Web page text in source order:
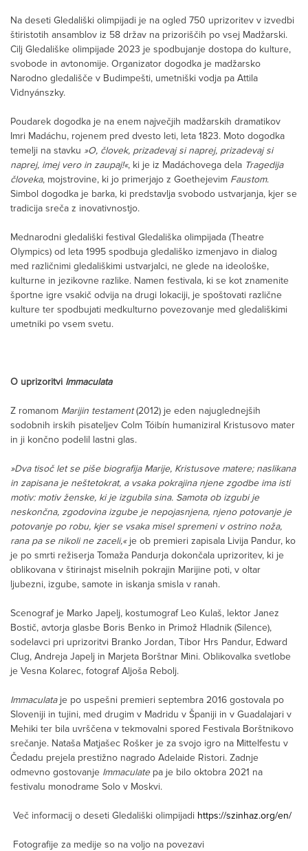
Na deseti Gledališki olimpijadi je na ogled 750 uprizoritev v izvedbi
štiristotih ansamblov iz 58 držav na prizoriščih po vsej Madžarski.
Cilj Gledališke olimpijade 2023 je spodbujanje dostopa do kulture,
svobode in avtonomije. Organizator dogodka je madžarsko
Narodno gledališče v Budimpešti, umetniški vodja pa Attila
Vidnyánszky.
Poudarek dogodka je na enem največjih madžarskih dramatikov
Imri Madáchu, rojenem pred dvesto leti, leta 1823. Moto dogodka
temelji na stavku »O, človek, prizadevaj si naprej, prizadevaj si
naprej, imej vero in zaupaj!«, ki je iz Madáchovega dela Tragedija
človeka, mojstrovine, ki jo primerjajo z Goethejevim Faustom.
Simbol dogodka je barka, ki predstavlja svobodo ustvarjanja, kjer se
tradicija sreča z inovativnostjo.
Mednarodni gledališki festival Gledališka olimpijada (Theatre
Olympics) od leta 1995 spodbuja gledališko izmenjavo in dialog
med različnimi gledališkimi ustvarjalci, ne glede na ideološke,
kulturne in jezikovne razlike. Namen festivala, ki se kot znamenite
športne igre vsakič odvija na drugi lokaciji, je spoštovati različne
kulture ter spodbujati medkulturno povezovanje med gledališkimi
umetniki po vsem svetu.
O uprizoritvi Immaculata
Z romanom Marijin testament(2012) je eden najuglednejših
sodobnih irskih pisateljev Colm Tóibín humaniziral Kristusovo mater
in ji končno podelil lastni glas.
»Dva tisoč let se piše biografija Marije, Kristusove matere; naslikana
in zapisana je neštetokrat, a vsaka pokrajina njene zgodbe ima isti
motiv: motiv ženske, ki je izgubila sina. Samota ob izgubi je
neskončna, zgodovina izgube je nepojasnjena, njeno potovanje je
potovanje po robu, kjer se vsaka misel spremeni v ostrino noža,
rana pa se nikoli ne zaceli,«je ob premieri zapisala Livija Pandur, ko
je po smrti režiserja Tomaža Pandurja dokončala uprizoritev, ki je
oblikovana v štirinajst miselnih pokrajin Marijine poti, v oltar
ljubezni, izgube, samote in iskanja smisla v ranah.
Scenograf je Marko Japelj, kostumograf Leo Kulaš, lektor Janez
Bostič, avtorja glasbe Boris Benko in Primož Hladnik (Silence),
sodelavci pri uprizoritvi Branko Jordan, Tibor Hrs Pandur, Edward
Clug, Andreja Japelj in Marjeta Borštnar Mini. Oblikovalka svetlobe
je Vesna Kolarec, fotograf Aljoša Rebolj.
Immaculataje po uspešni premieri septembra 2016 gostovala po
Sloveniji in tujini, med drugim v Madridu v Španiji in v Guadalajari v
Mehiki ter bila uvrščena v tekmovalni spored Festivala Borštnikovo
srečanje. Nataša Matjašec Rošker je za svojo igro na Mittelfestu v
Čedadu prejela prestižno nagrado Adelaide Ristori. Zadnje
odmevno gostovanje Immaculatepa je bilo oktobra 2021 na
festivalu monodrame Solo v Moskvi.
Več informacij o deseti Gledališki olimpijadi https://szinhaz.org/en/
Fotografije za medije so na voljo na povezavi